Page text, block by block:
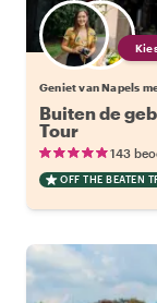
Geniet van Napels
Buiten de
Tour
143
OFF THE BEATEN